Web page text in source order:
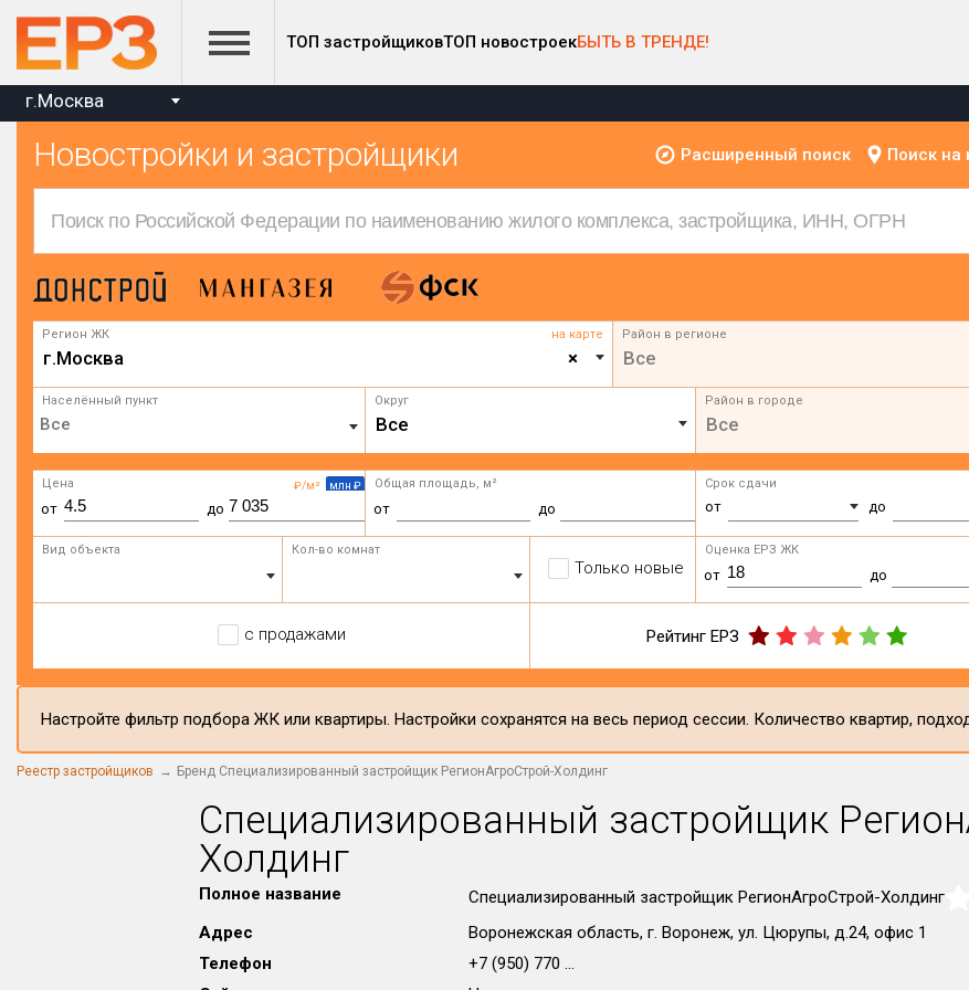
ТОП застройщиковТОП новостроекБЫТЬ В ТРЕНДЕ!
г.Москва
Новостройки и застройщики Расширенный поиск Поиск на
Регион ЖК на карте
×
г.Москва
Район в регионе
Все
Населённый пункт Округ
Все
Район в городе
Все
₽/м² млн ₽
Цена
от до
Общая площадь, м²
от до
Срок сдачи
от до
Вид объекта Кол-во комнат
Только новые
Оценка ЕРЗ ЖК
от до
с продажами Рейтинг ЕРЗ
Настройте фильтр подбора ЖК или квартиры. Настройки сохранятся на весь период сессии. Количество квартир,
Реестр застройщиков Бренд Специализированный застройщик РегионАгроСтрой-Холдинг
Специализированный застройщик
Холдинг
Полное название Специализированный застройщик РегионАгроСтрой-Холдинг
Адрес
Воронежская область, г. Воронеж, ул. Цюрупы, д.24, офис 1
Телефон
+7 (950) 770 ...